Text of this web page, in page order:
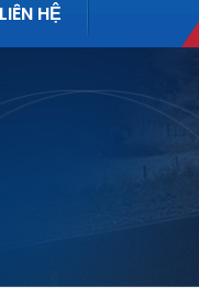
LIÊN HỆ